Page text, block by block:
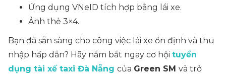
Ứng dụng VNeID tích hợp bằng lái xe.
Ảnh thẻ 3×4.
Bạn đã sẵn sàng cho công việc lái xe ổn định và thu
nhập hấp dẫn? Hãy nắm bắt ngay cơ hội tuyển
dụng tài xế taxi Đà Nẵng của Green SM và trở